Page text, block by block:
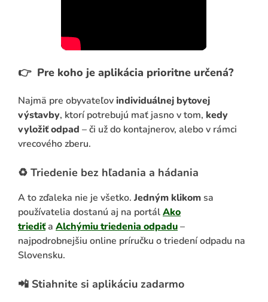
👉 Pre koho je aplikácia prioritne určená?
Najmä pre obyvateľovindividuálnej bytovej
výstavby, ktorí potrebujú mať jasno v tom, kedy
vyložiť odpad – či už do kontajnerov, alebo v rámci
vrecového zberu.
♻️ Triedenie bez hľadania a hádania
A to zďaleka nie je všetko. Jedným klikomsa
používatelia dostanú aj na portálAko
triediťa Alchýmiu triedenia odpadu–
najpodrobnejšiu online príručku o triedení odpadu na
Slovensku.
📲 Stiahnite si aplikáciu zadarmo